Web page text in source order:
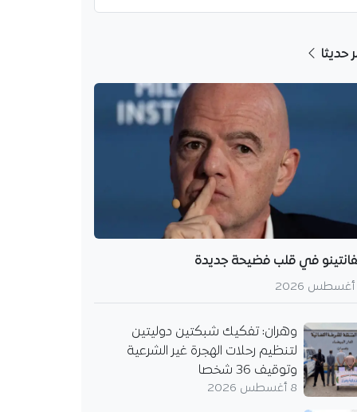
حديثا
في قلب فضيحة جديدة
وهران: تفكيك شبكتين دوليتين
لتنظيم رحلات الهجرة غير الشرعية
وتوقيف 36 شخصا
8 أغسطس 2026